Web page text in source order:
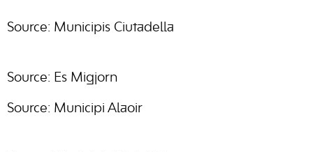
Source: Municipis Ciutadella
Source: Es Migjorn
Source: Municipi Alaoir